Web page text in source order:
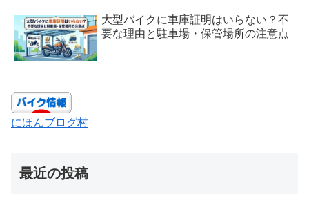
大型バイクに車庫証明はいらない？不
要な理由と駐車場・保管場所の注意点
にほんブログ村
最近の投稿